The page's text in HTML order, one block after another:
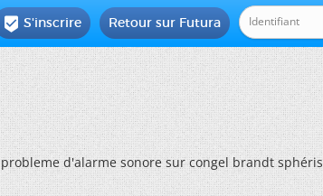
Retour sur Futura
 S'inscrire
probleme d'alarme sonore sur congel brandt sphéris